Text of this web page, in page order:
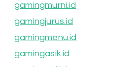
gamingmurni.id
gamingjurus.id
gamingmenu.id
gamingasik.id